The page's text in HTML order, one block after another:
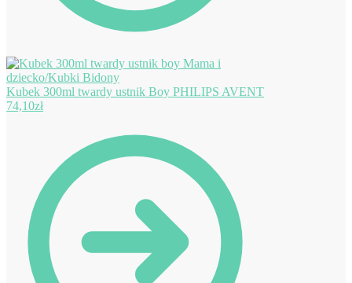
Kubek 300ml twardy ustnik Boy PHILIPS AVENT
74,10zł